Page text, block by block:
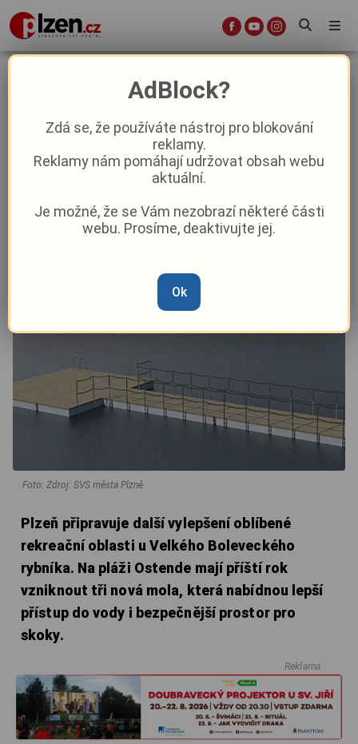
Plzeň chce zlepšit koupání u
Boleveckého rybníka, vybuduje tři
nová mola
Aktuálně Z Plzně
Marie Osvaldová –30. 10. 2025|06:18
Foto: Zdroj: SVS města Plzně
Plzeň připravuje další vylepšení oblíbené
rekreační oblasti u Velkého Boleveckého
rybníka. Na pláži Ostende mají příští rok
vzniknout tři nová mola, která nabídnou lepší
přístup do vody i bezpečnější prostor pro
skoky.
Reklama
AdBlock?
Zdá se, že používáte nástroj pro blokování
reklamy.
Reklamy nám pomáhají udržovat obsah webu
aktuální.
Je možné, že se Vám nezobrazí některé části
webu. Prosíme, deaktivujte jej.
Ok